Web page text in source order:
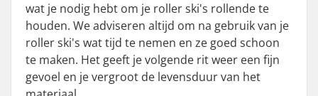
wat je nodig hebt om je roller ski's rollende te
houden. We adviseren altijd om na gebruik van je
roller ski's wat tijd te nemen en ze goed schoon
te maken. Het geeft je volgende rit weer een fijn
gevoel en je vergroot de levensduur van het